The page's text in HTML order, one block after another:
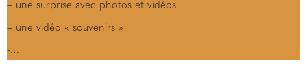
– une surprise avec photos et vidéos
– une vidéo « souvenirs »
-…